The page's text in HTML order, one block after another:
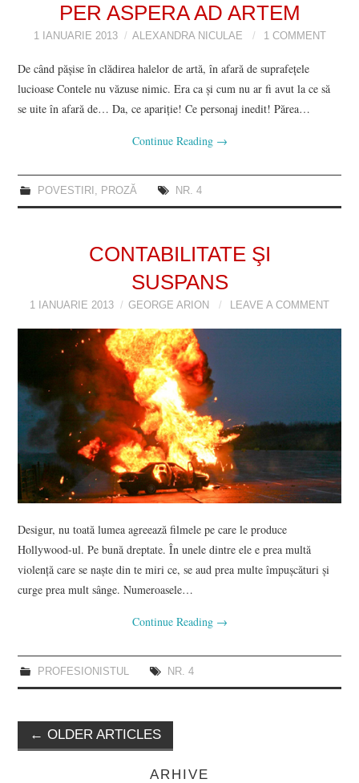
PER ASPERA AD ARTEM
1 IANUARIE 2013 ALEXANDRA NICULAE 1 COMMENT
De când păşise în clădirea halelor de artă, în afară de suprafeţele
lucioase Contele nu văzuse nimic. Era ca şi cum nu ar fi avut la ce să
se uite în afară de… Da, ce apariţie! Ce personaj inedit! Părea…
Continue Reading →
POVESTIRI , PROZĂ NR. 4
CONTABILITATE ŞI
SUSPANS
1 IANUARIE 2013 GEORGE ARION LEAVE A COMMENT
Desigur, nu toată lumea agreează filmele pe care le produce
Hollywood-ul. Pe bună dreptate. În unele dintre ele e prea multă
violenţă care se naşte din te miri ce, se aud prea multe împuşcături şi
curge prea mult sânge. Numeroasele…
Continue Reading →
PROFESIONISTUL NR. 4
Post
navigation
← OLDER ARTICLES
ARHIVE